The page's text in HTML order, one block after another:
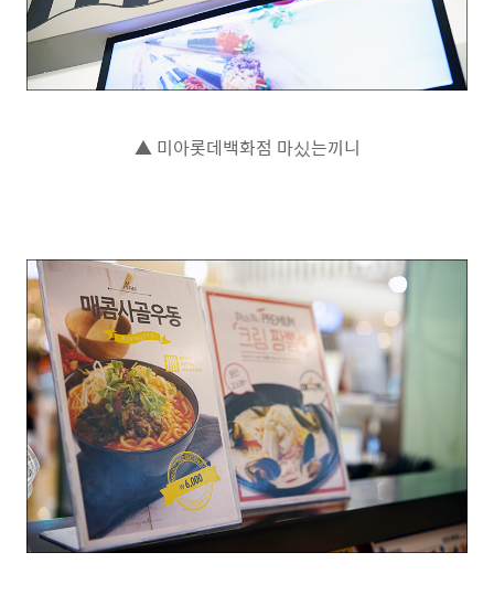
▲ 미아롯데백화점 마싰는끼니